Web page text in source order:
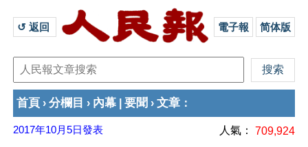
↺ 返回 電子報 简体版
首頁 › 分欄目 › 內幕 要聞 › 文章 ：
2017年10月5日發表 人氣： 709,924